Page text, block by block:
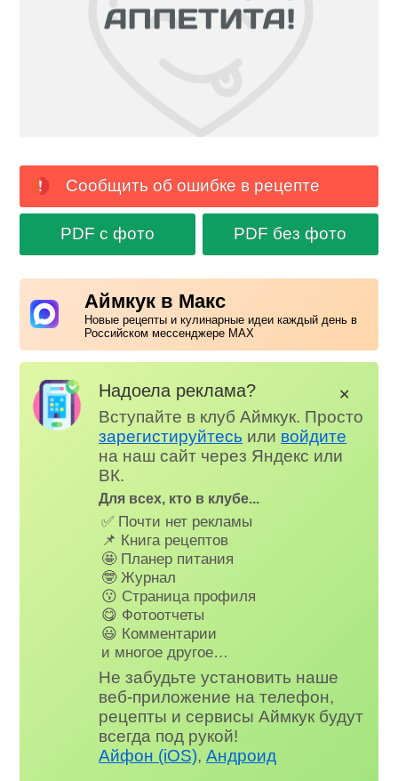
Сообщить об ошибке в рецепте
PDF с фото PDF без фото
Аймкук в Макс
Новые рецепты и кулинарные идеи каждый день в
Российском мессенджере MAX
Надоела реклама?
Вступайте в клуб Аймкук. Просто
зарегистируйтесь или войдите
на наш сайт через Яндекс или
ВК.
Для всех, кто в клубе...
✅ Почти нет рекламы
📌 Книга рецептов
🤩 Планер питания
🤓 Журнал
😗 Страница профиля
😋 Фотоотчеты
😃 Комментарии
и многое другое…
Не забудьте установить наше
веб-приложение на телефон,
рецепты и сервисы Аймкук будут
всегда под рукой!
Айфон (iOS),Андроид
✕